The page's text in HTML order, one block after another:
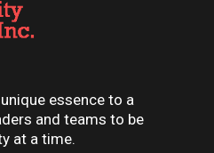
essence to a
and teams to be
at a time.